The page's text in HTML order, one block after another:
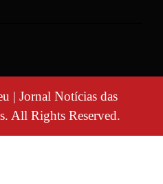
| Jornal Notícias das
All Rights Reserved.